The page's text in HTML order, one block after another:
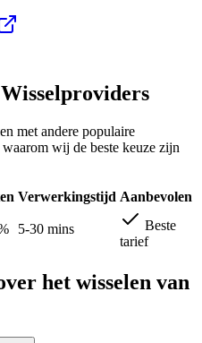
met andere populaire
wij de beste keuze zijn
Verwerkingstijd Aanbevolen
5-30 mins
Beste
tarief
het wisselen van